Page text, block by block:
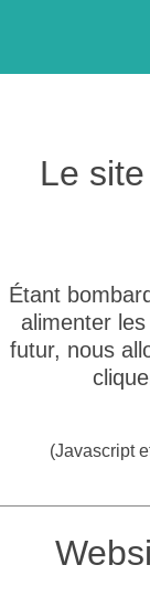
Le
Étant
alimenter
futur, nous
(Javascript